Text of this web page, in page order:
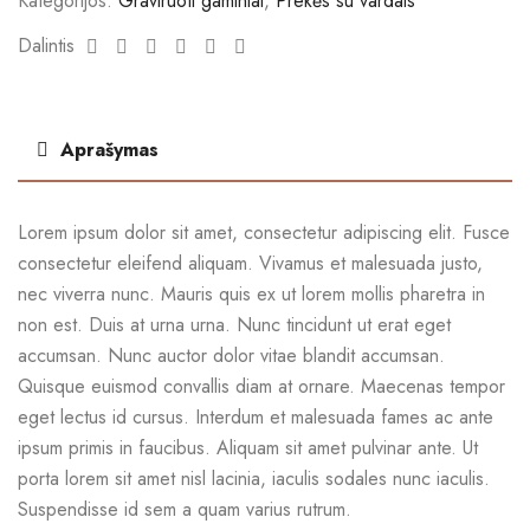
Dalintis
Facebook
TwitterLinkedinGoogle+Pinterest
Aprašymas
Lorem ipsum dolor sit amet, consectetur adipiscing elit. Fusce
consectetur eleifend aliquam. Vivamus et malesuada justo,
nec viverra nunc. Mauris quis ex ut lorem mollis pharetra in
non est. Duis at urna urna. Nunc tincidunt ut erat eget
accumsan. Nunc auctor dolor vitae blandit accumsan.
Quisque euismod convallis diam at ornare. Maecenas tempor
eget lectus id cursus. Interdum et malesuada fames ac ante
ipsum primis in faucibus. Aliquam sit amet pulvinar ante. Ut
porta lorem sit amet nisl lacinia, iaculis sodales nunc iaculis.
Suspendisse id sem a quam varius rutrum.